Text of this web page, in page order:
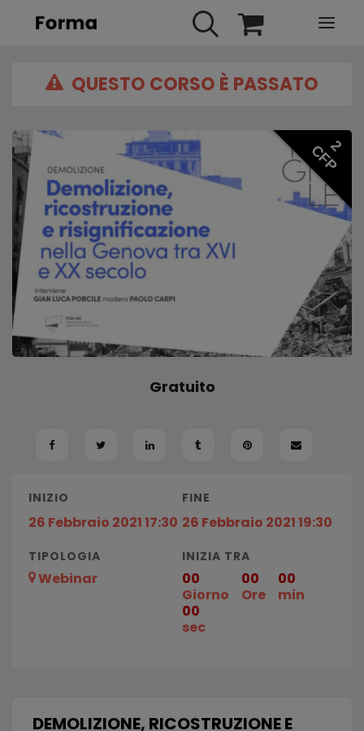
HOME
IN PRESENZA
E-LEARNING
URBAN TV
FAQ
CONTATTI
ACCOUNT
QUESTO CORSO È PASSATO
2
CFP
Gratuito
INIZIO
26 Febbraio 2021 17:30
FINE
26 Febbraio 2021 19:30
TIPOLOGIA
Webinar
INIZIA TRA
00
Giorno
00
Ore
00
min
00
sec
DEMOLIZIONE, RICOSTRUZIONE E